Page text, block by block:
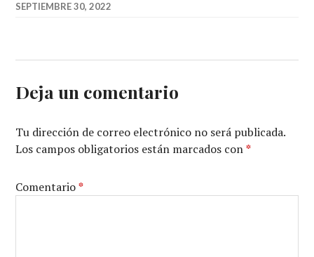
SEPTIEMBRE 30, 2022
Deja un comentario
Tu dirección de correo electrónico no será publicada.
Los campos obligatorios están marcados con*
Comentario*